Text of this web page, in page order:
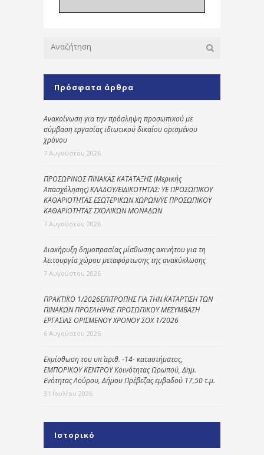
Πρόσφατα άρθρα
Ανακοίνωση για την πρόσληψη προσωπικού με
σύμβαση εργασίας ιδιωτικού δικαίου ορισμένου
χρόνου
7 Αυγούστου 2026
ΠΡΟΣΩΡΙΝΟΣ ΠΙΝΑΚΑΣ ΚΑΤΑΤΑΞΗΣ (Μερικής
Απασχόλησης) ΚΛΑΔΟΥ/ΕΙΔΙΚΟΤΗΤΑΣ: ΥΕ ΠΡΟΣΩΠΙΚΟΥ
ΚΑΘΑΡΙΟΤΗΤΑΣ ΕΣΩΤΕΡΙΚΩΝ ΧΩΡΩΝ/ΥΕ ΠΡΟΣΩΠΙΚΟΥ
ΚΑΘΑΡΙΟΤΗΤΑΣ ΣΧΟΛΙΚΩΝ ΜΟΝΑΔΩΝ
7 Αυγούστου 2026
Διακήρυξη δημοπρασίας μίσθωσης ακινήτου για τη
λειτουργία χώρου μεταφόρτωσης της ανακύκλωσης
7 Αυγούστου 2026
ΠΡΑΚΤΙΚΟ 1/2026ΕΠΙΤΡΟΠΗΣ ΓΙΑ ΤΗΝ ΚΑΤΑΡΤΙΣΗ ΤΩΝ
ΠΙΝΑΚΩΝ ΠΡΟΣΛΗΨΗΣ ΠΡΟΣΩΠΙΚΟΥ ΜΕΣΥΜΒΑΣΗ
ΕΡΓΑΣΙΑΣ ΟΡΙΣΜΕΝΟΥ ΧΡΟΝΟΥ ΣΟΧ 1/2026
6 Αυγούστου 2026
Εκμίσθωση του υπ΄ αριθ. -14- καταστήματος,
ΕΜΠΟΡΙΚΟΥ ΚΕΝΤΡΟΥ Κοινότητας Ωρωπού, Δημ.
Ενότητας Λούρου, Δήμου Πρέβεζας εμβαδού 17,50 τ.μ.
31 Ιουλίου 2026
Ιστορικό